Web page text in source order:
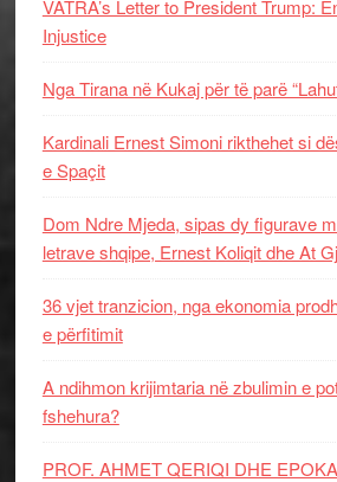
VATRA’s Letter to President Trump:
Injustice
Nga Tirana në Kukaj për të parë
Kardinali Ernest Simoni rikthehet si
e Spaçit
Dom Ndre Mjeda, sipas dy figurave
letrave shqipe, Ernest Koliqit dhe At
36 vjet tranzicion, nga ekonomia
e përfitimit
A ndihmon krijimtaria në zbulimin e
fshehura?
PROF. AHMET QERIQI DHE